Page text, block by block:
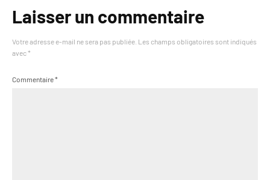
Laisser un commentaire
Votre adresse e-mail ne sera pas publiée. Les champs obligatoires sont indiqués
avec *
Commentaire*